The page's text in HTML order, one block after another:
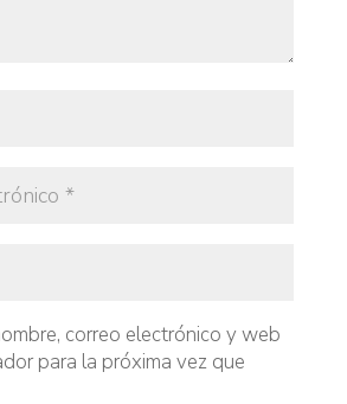
correo electrónico y web
para la próxima vez que